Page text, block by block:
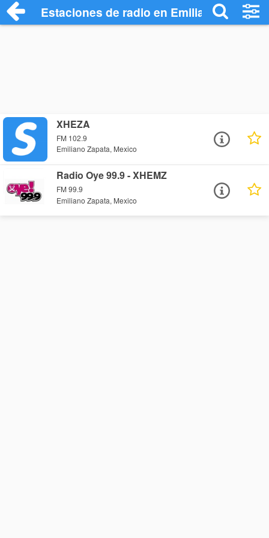
Estaciones de radio en Emiliano Zapata
XHEZA
FM 102.9
Emiliano Zapata, Mexico
Radio Oye 99.9 - XHEMZ
FM 99.9
Emiliano Zapata, Mexico